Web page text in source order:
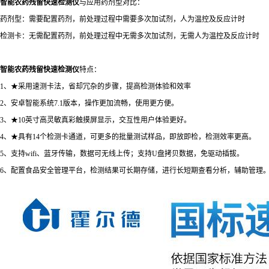
智能农药残留快速检测仪与应用药剂型对比：
药剂型：需要配置药剂，前处理过程中需要多次加试剂，人为温控及反应计时
检测卡：无需配置药剂，前处理过程中无需多次加试剂，无需人为温控及反应计时
智能农药残留快速检测仪特点：
1、★采用速测卡法，省却冗杂的步骤，提高检测体验和效率
2、安卓智能系统7.1版本，操作更加流畅，使用更方便。
3、★10英寸高灵敏真彩触摸屏显示，交互性用户体验更好。
4、★具有14个检测卡通道，可更多的批量测试样品，即放即检，检测效率更高。
5、支持wifi、蓝牙传输，数据可无线上传；支持U盘拷贝数据，免驱动插拔。
6、配置食品安全管理平台，检测结果可长期存储，进行长短期查看分析，辅助管理